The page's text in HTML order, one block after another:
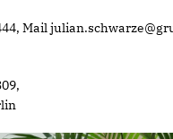
Mail